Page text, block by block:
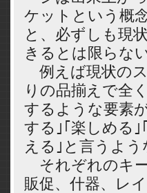
ケットという概
と、必ずしも現
きるとは限らない
例えば現状の
りの品揃えで全
するような要素
する｣｢楽しめる｣
える｣と言うよ
それぞれのキ
販促、什器、レ